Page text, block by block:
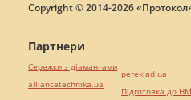
Copyright © 2014-2026
Партнери
Сережки з діамантами
alliancetechnika.ua
pereklad.ua
Підготовка до